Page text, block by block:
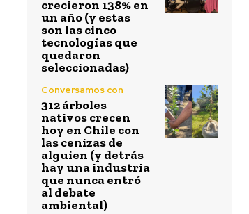
crecieron 138% en
un año (y estas
son las cinco
tecnologías que
quedaron
seleccionadas)
Conversamos con
312 árboles
nativos crecen
hoy en Chile con
las cenizas de
alguien (y detrás
hay una industria
que nunca entró
al debate
ambiental)